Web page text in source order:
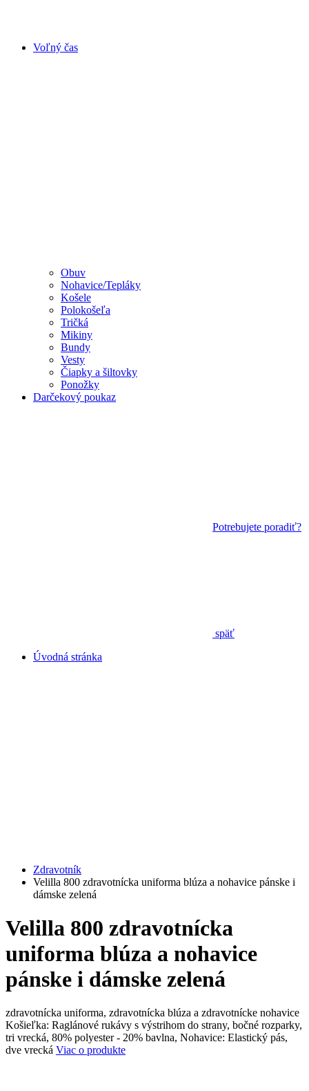
Voľný čas
Obuv
Nohavice/Tepláky
Košele
Polokošeľa
Tričká
Mikiny
Bundy
Vesty
Čiapky a šiltovky
Ponožky
Darčekový poukaz
Potrebujete poradiť?
späť
Úvodná stránka
Zdravotník
Velilla 800 zdravotnícka uniforma blúza a nohavice pánske i
dámske zelená
Velilla 800 zdravotnícka
uniforma blúza a nohavice
pánske i dámske zelená
zdravotnícka uniforma, zdravotnícka blúza a zdravotnícke nohavice
Košieľka: Raglánové rukávy s výstrihom do strany, bočné rozparky,
tri vrecká, 80% polyester - 20% bavlna, Nohavice: Elastický pás,
dve vrecká Viac o produkte